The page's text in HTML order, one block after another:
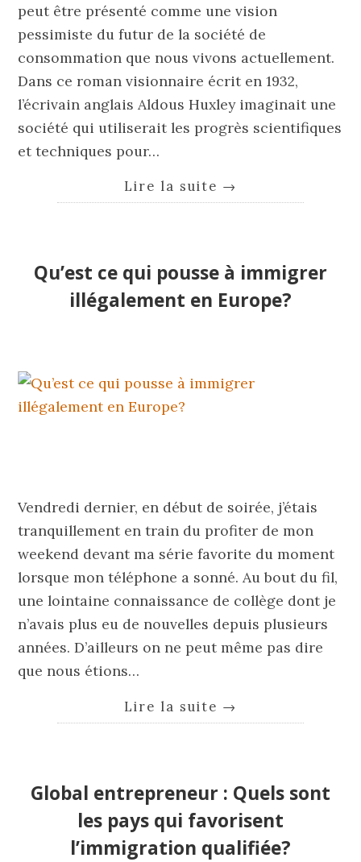
peut être présenté comme une vision
pessimiste du futur de la société de
consommation que nous vivons actuellement.
Dans ce roman visionnaire écrit en 1932,
l’écrivain anglais Aldous Huxley imaginait une
société qui utiliserait les progrès scientifiques
et techniques pour…
Lire la suite →
Qu’est ce qui pousse à immigrer
illégalement en Europe?
Vendredi dernier, en début de soirée, j’étais
tranquillement en train du profiter de mon
weekend devant ma série favorite du moment
lorsque mon téléphone a sonné. Au bout du fil,
une lointaine connaissance de collège dont je
n’avais plus eu de nouvelles depuis plusieurs
années. D’ailleurs on ne peut même pas dire
que nous étions…
Lire la suite →
Global entrepreneur : Quels sont
les pays qui favorisent
l’immigration qualifiée?